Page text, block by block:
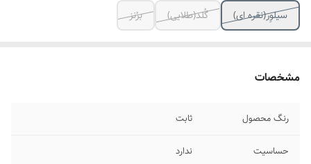
سیلوِر(نقره ای)
گُلد(طلایی) برُنز
مشخصات
رنگ محصول ثابت
حساسیت ندارد